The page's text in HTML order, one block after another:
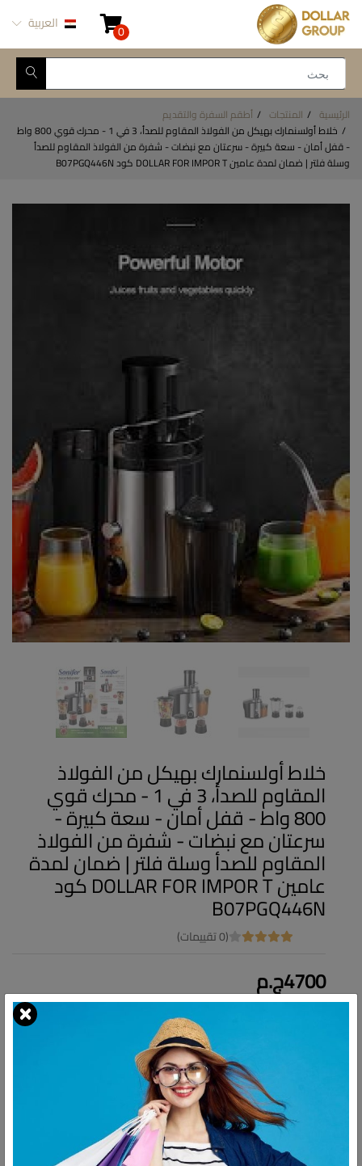
0 العربية
الرئيسية المنتجات
أطقم السفرة والتقديم
خلاط أولسنمارك بهيكل من الفولاذ المقاوم للصدأ، 3 في 1 - محرك قوي 800 واط
- قفل أمان - سعة كبيرة - سرعتان مع نبضات - شفرة من الفولاذ المقاوم للصدأ
وسلة فلتر | ضمان لمدة عامين DOLLAR FOR IMPOR T كود B07PGQ446N
خلاط أولسنمارك بهيكل من الفولاذ
المقاوم للصدأ، 3 في 1 - محرك قوي
800 واط - قفل أمان - سعة كبيرة -
سرعتان مع نبضات - شفرة من الفولاذ
المقاوم للصدأ وسلة فلتر | ضمان لمدة
عامين DOLLAR FOR IMPOR T كود
B07PGQ446N
(0 تقييمات)
4700ج.م
محرك قوي بقوة ٨٠٠ واط سرعتان مع مفتاح تحكم دوار نبضي تقنية
بدء تشغيل بطيء، عمر أطول للمحرك قوس عصارة شفاف